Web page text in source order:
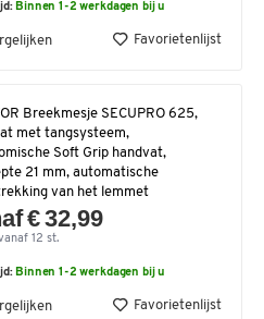
Binnen 1-2 werkdagen bij u
Favorietenlijst
Breekmesje SECUPRO 625,
met tangsysteem,
Soft Grip handvat,
21 mm, automatische
van het lemmet
€ 32,99
12 st.
Binnen 1-2 werkdagen bij u
Favorietenlijst